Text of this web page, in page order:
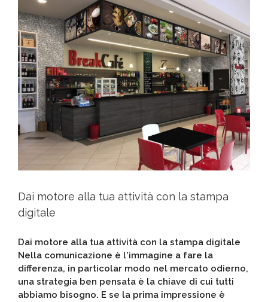
Dai motore alla tua attività con la stampa
digitale
Dai motore alla tua attività con la stampa digitale
Nella comunicazione è l'immagine a fare la
differenza, in particolar modo nel mercato odierno,
una strategia ben pensata è la chiave di cui tutti
abbiamo bisogno. E se la prima impressione è